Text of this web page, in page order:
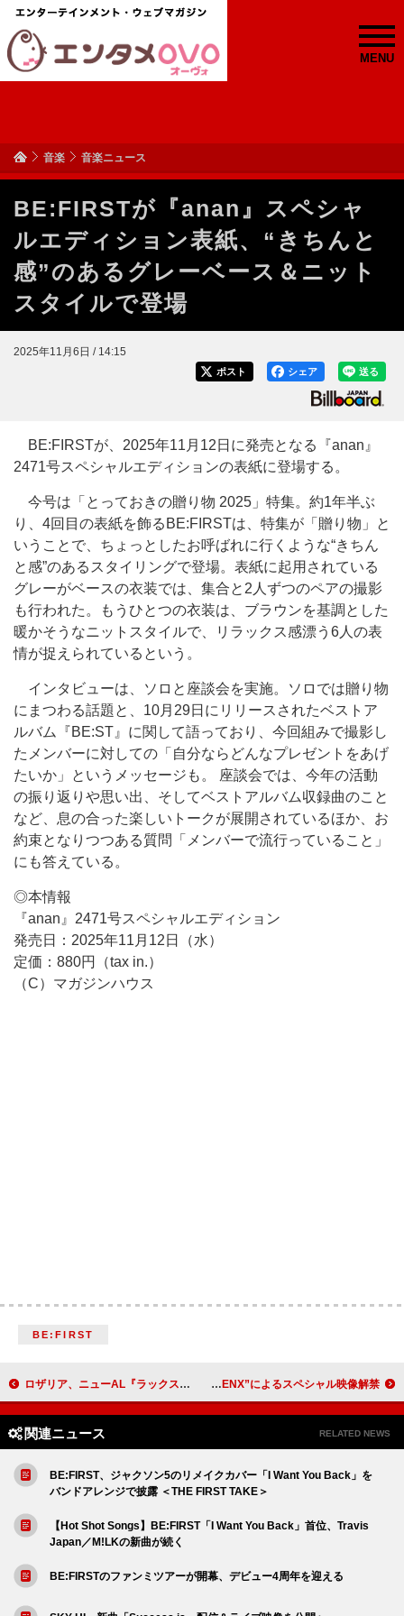
MENU
音楽 音楽ニュース
BE:FIRSTが『anan』スペシャ
ルエディション表紙、“きちんと
感”のあるグレーベース＆ニット
スタイルで登場
2025年11月6日 / 14:15
送る
シェア
ポスト
BE:FIRSTが、2025年11月12日に発売となる『anan』
2471号スペシャルエディションの表紙に登場する。
今号は「とっておきの贈り物 2025」特集。約1年半ぶ
り、4回目の表紙を飾るBE:FIRSTは、特集が「贈り物」と
いうことで、ちょっとしたお呼ばれに行くような“きちん
と感”のあるスタイリングで登場。表紙に起用されている
グレーがベースの衣装では、集合と2人ずつのペアの撮影
も行われた。もうひとつの衣装は、ブラウンを基調とした
暖かそうなニットスタイルで、リラックス感漂う6人の表
情が捉えられているという。
インタビューは、ソロと座談会を実施。ソロでは贈り物
にまつわる話題と、10月29日にリリースされたベストア
ルバム『BE:ST』に関して語っており、今回組みで撮影し
たメンバーに対しての「自分ならどんなプレゼントをあげ
たいか」というメッセージも。 座談会では、今年の活動
の振り返りや思い出、そしてベストアルバム収録曲のこと
など、息の合った楽しいトークが展開されているほか、お
約束となりつつある質問「メンバーで流行っていること」
にも答えている。
◎本情報
『anan』2471号スペシャルエディション
発売日：2025年11月12日（水）
定価：880円（tax in.）
（C）マガジンハウス
BE:FIRST
ロザリア、ニューAL『ラックス』をマドンナが称賛「聴くのをやめられない！」 超特急、ライブ＆ドキュメンタリー映画『RE:VE』3面スクリーン“SCREENX”によるスペシャル映像解禁
関連ニュース RELATED NEWS
BE:FIRST、ジャクソン5のリメイクカバー「I Want You Back」を
バンドアレンジで披露 ＜THE FIRST TAKE＞
【Hot Shot Songs】BE:FIRST「I Want You Back」首位、Travis
Japan／M!LKの新曲が続く
BE:FIRSTのファンミツアーが開幕、デビュー4周年を迎える